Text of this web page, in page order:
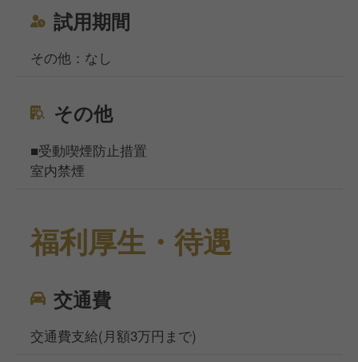
試用期間
その他：なし
その他
■受動喫煙防止措置
室内禁煙
福利厚生・待遇
交通費
交通費支給(月額3万円まで)